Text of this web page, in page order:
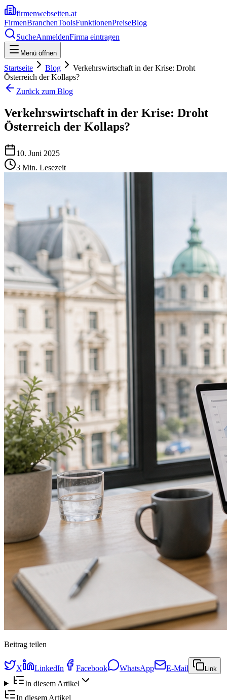
firmenwebseiten.at
FirmenBranchenToolsFunktionenPreiseBlog
SucheAnmeldenFirma eintragen
Menü öffnen
Startseite Blog
Verkehrswirtschaft in der Krise: Droht
Österreich der Kollaps?
Zurück zum Blog
Verkehrswirtschaft in der Krise: Droht
Österreich der Kollaps?
10. Juni 2025
3 Min. Lesezeit
Beitrag teilen
X LinkedIn Facebook WhatsApp E-Mail Link
In diesem Artikel
In diesem Artikel